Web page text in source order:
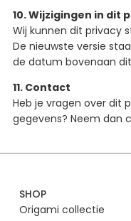
10. Wijzigingen in dit
Wij kunnen dit privacy
De nieuwste versie
de datum bovenaan
11. Contact
Heb je vragen over dit
gegevens? Neem dan
SHOP
Origami collectie